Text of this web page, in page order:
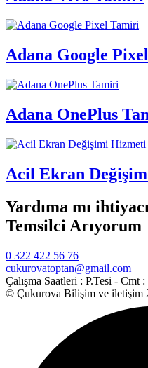
Adana Google
Adana OnePlus
Acil Ekran
Yardıma mı
Temsilci Arıyorum
0 322 422 56 76
cukurovatoptan@gmail.com
Çalışma Saatleri : P.Tesi - Cmt
© Çukurova Bilişim ve iletişim